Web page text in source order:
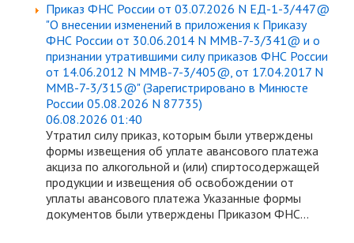
Приказ ФНС России от 03.07.2026 N ЕД-1-3/447@
"О внесении изменений в приложения к Приказу
ФНС России от 30.06.2014 N ММВ-7-3/341@ и о
признании утратившими силу приказов ФНС России
от 14.06.2012 N ММВ-7-3/405@, от 17.04.2017 N
ММВ-7-3/315@" (Зарегистрировано в Минюсте
России 05.08.2026 N 87735)
06.08.2026 01:40
Утратил силу приказ, которым были утверждены
формы извещения об уплате авансового платежа
акциза по алкогольной и (или) спиртосодержащей
продукции и извещения об освобождении от
уплаты авансового платежа Указанные формы
документов были утверждены Приказом ФНС...